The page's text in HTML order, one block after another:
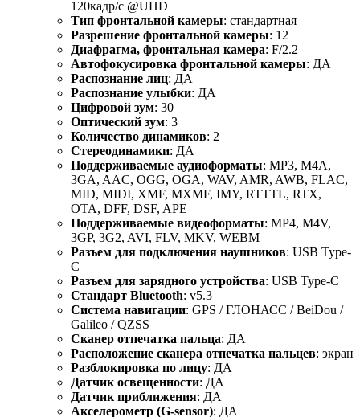
120кадр/с @UHD
Тип фронтальной камеры: стандартная
Разрешение фронтальной камеры: 12
Диафрагма, фронтальная камера: F/2.2
Автофокусировка фронтальной камеры: ДА
Распознание лиц: ДА
Распознание улыбки: ДА
Цифровой зум: 30
Оптический зум: 3
Количество динамиков: 2
Стереодинамики: ДА
Поддерживаемые аудиоформаты: MP3, M4A,
3GA, AAC, OGG, OGA, WAV, AMR, AWB, FLAC,
MID, MIDI, XMF, MXMF, IMY, RTTTL, RTX,
OTA, DFF, DSF, APE
Поддерживаемые видеоформаты: MP4, M4V,
3GP, 3G2, AVI, FLV, MKV, WEBM
Разъем для подключения наушников: USB Type-
C
Разъем для зарядного устройства: USB Type-C
Стандарт Bluetooth: v5.3
Система навигации: GPS / ГЛОНАСС / BeiDou /
Galileo / QZSS
Сканер отпечатка пальца: ДА
Расположение сканера отпечатка пальцев: экран
Разблокировка по лицу: ДА
Датчик освещенности: ДА
Датчик приближения: ДА
Акселерометр (G-sensor): ДА